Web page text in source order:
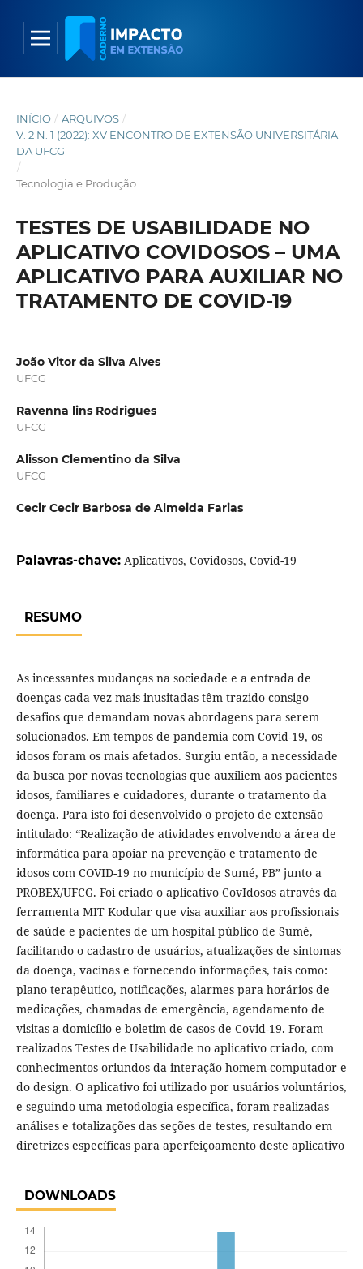
INÍCIO / ARQUIVOS /
V. 2 N. 1 (2022): XV ENCONTRO DE EXTENSÃO UNIVERSITÁRIA
DA UFCG
/
Tecnologia e Produção
TESTES DE USABILIDADE NO
APLICATIVO COVIDOSOS – UMA
APLICATIVO PARA AUXILIAR NO
TRATAMENTO DE COVID-19
João Vitor da Silva Alves
UFCG
Ravenna lins Rodrigues
UFCG
Alisson Clementino da Silva
UFCG
Cecir Cecir Barbosa de Almeida Farias
Palavras-chave: Aplicativos, Covidosos, Covid-19
RESUMO
As incessantes mudanças na sociedade e a entrada de
doenças cada vez mais inusitadas têm trazido consigo
desafios que demandam novas abordagens para serem
solucionados. Em tempos de pandemia com Covid-19, os
idosos foram os mais afetados. Surgiu então, a necessidade
da busca por novas tecnologias que auxiliem aos pacientes
idosos, familiares e cuidadores, durante o tratamento da
doença. Para isto foi desenvolvido o projeto de extensão
intitulado: “Realização de atividades envolvendo a área de
informática para apoiar na prevenção e tratamento de
idosos com COVID-19 no município de Sumé, PB” junto a
PROBEX/UFCG. Foi criado o aplicativo CovIdosos através da
ferramenta MIT Kodular que visa auxiliar aos profissionais
de saúde e pacientes de um hospital público de Sumé,
facilitando o cadastro de usuários, atualizações de sintomas
da doença, vacinas e fornecendo informações, tais como:
plano terapêutico, notificações, alarmes para horários de
medicações, chamadas de emergência, agendamento de
visitas a domicílio e boletim de casos de Covid-19. Foram
realizados Testes de Usabilidade no aplicativo criado, com
conhecimentos oriundos da interação homem-computador e
do design. O aplicativo foi utilizado por usuários voluntários,
e seguindo uma metodologia específica, foram realizadas
análises e totalizações das seções de testes, resultando em
diretrizes específicas para aperfeiçoamento deste aplicativo
DOWNLOADS